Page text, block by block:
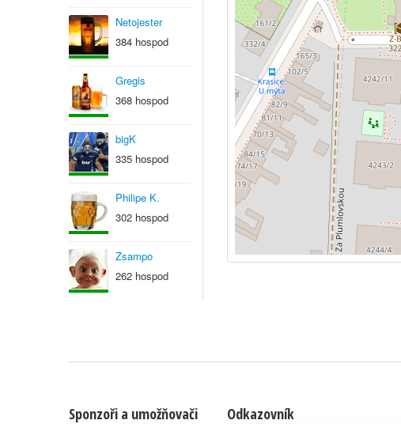
Netojester
384 hospod
Gregis
368 hospod
bigK
335 hospod
Philipe K.
302 hospod
Zsampo
262 hospod
Sponzoři a umožňovači Odkazovník